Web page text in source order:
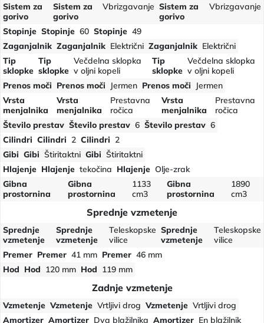
Sistem za
gorivo
Sistem za
gorivo
Vbrizgavanje Sistem za
gorivo
Vbrizgavanje
Stopinje Stopinje 60 Stopinje 49
Zaganjalnik Zaganjalnik Električni Zaganjalnik Električni
Tip
sklopke
Tip
sklopke
Večdelna sklopka
v oljni kopeli
Tip
sklopke
Večdelna sklopka
v oljni kopeli
Prenos moči Prenos moči Jermen Prenos moči
Jermen
Vrsta
menjalnika
Vrsta
menjalnika
Prestavna
ročica
Vrsta
menjalnika
Prestavna
ročica
Število prestav Število prestav 6 Število prestav 6
Cilindri Cilindri 2 Cilindri 2
Gibi Gibi Štiritaktni Gibi Štiritaktni
Hlajenje Hlajenje tekočina Hlajenje Olje-zrak
Gibna
prostornina
Gibna
prostornina
1133
cm3
Gibna
prostornina
1890
cm3
Sprednje vzmetenje
Sprednje
vzmetenje
Sprednje
vzmetenje
Teleskopske
vilice
Sprednje
vzmetenje
Teleskopske
vilice
Premer Premer 41 mm Premer 46 mm
Hod Hod 120 mm Hod 119 mm
Zadnje vzmetenje
Vzmetenje Vzmetenje Vrtljivi drog Vzmetenje Vrtljivi drog
Amortizer Amortizer Dva blažilnika Amortizer En blažilnik